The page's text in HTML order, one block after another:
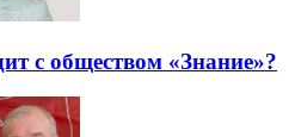
с обществом «Знание»?